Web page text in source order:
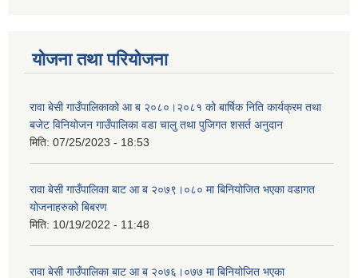
योजना तथा परियोजना
रावा बेसी गाउँपालिकाको आ ब २०८०।२०८१ को बार्षिक निति कार्यक्रम तथा
बजेट विनियोजन गाउँपालिका वडा चालु तथा पुजिगत शसर्त अनुदान
मिति: 07/25/2023 - 18:53
रावा बेसी गाउँपालिका बाट आ ब २०७९।०८० मा बिनियोजित भएका वडागत
योजनाहरुको बिबरण
मिति: 10/19/2022 - 11:48
रावा बेसी गाउँपालिका बाट आ ब २०७६।०७७ मा बिनियोजित भएका